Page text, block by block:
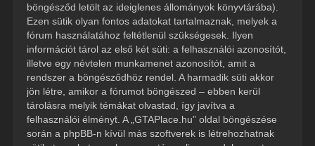
böngésződ letölt az ideiglenes állományok könyvtárába).
Ezen sütik olyan fontos adatokat tartalmaznak, melyek a
fórum használatához feltétlenül szükségesek. Ilyen
információt tárol az első két süti: a felhasználói azonosítót,
illetve egy névtelen munkamenet azonosítót, amit a
rendszer a böngésződhöz rendel. A harmadik süti akkor
jön létre, amikor a fórumot böngészed – ebben kerül
tárolásra melyik témákat olvastad, így javítva a
felhasználói élményt. A „GTAPlace.hu” oldal böngészése
során a phpBB-n kívül más szoftverek is létrehozhatnak